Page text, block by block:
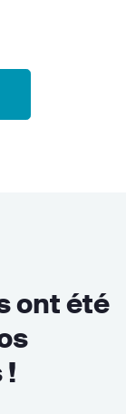
ont été
!